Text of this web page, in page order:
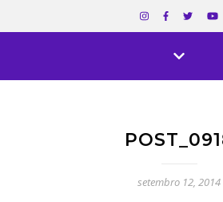
setembro 12, 2014